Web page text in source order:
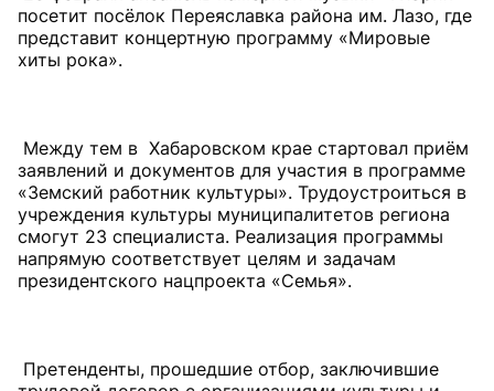
посетит посёлок Переяславка района им. Лазо, где
представит концертную программу «Мировые
хиты рока».
Между тем в Хабаровском крае стартовал приём
заявлений и документов для участия в программе
«Земский работник культуры». Трудоустроиться в
учреждения культуры муниципалитетов региона
смогут 23 специалиста. Реализация программы
напрямую соответствует целям и задачам
президентского нацпроекта «Семья».
Претенденты, прошедшие отбор, заключившие